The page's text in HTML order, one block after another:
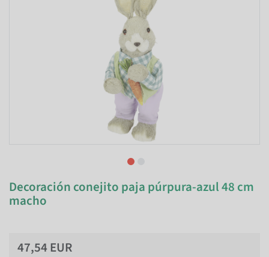
Decoración conejito paja púrpura-azul 48 cm
macho
47,54 EUR